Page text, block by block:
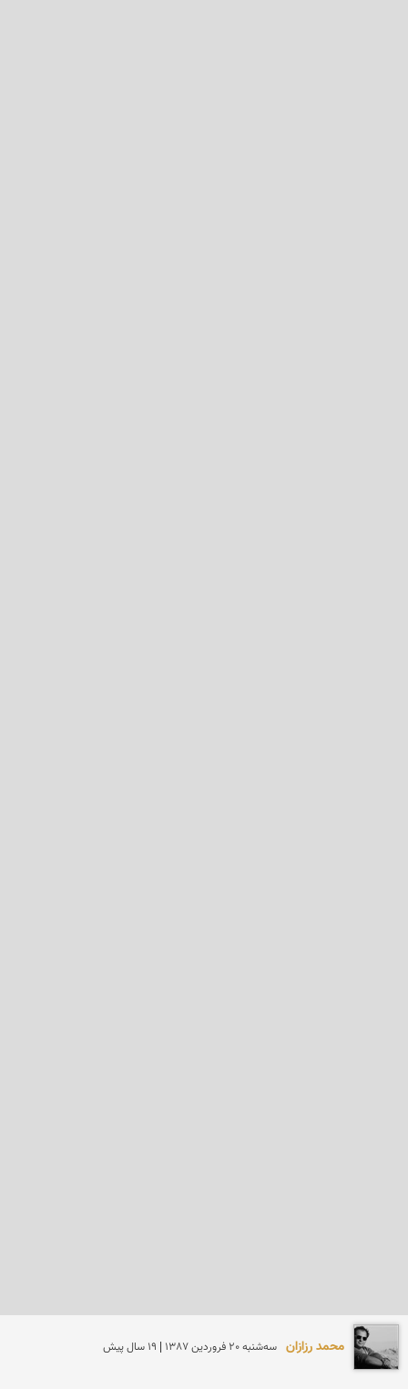
محمد رزازان سه‌شنبه 20 فروردين 1387 | 19 سال پیش